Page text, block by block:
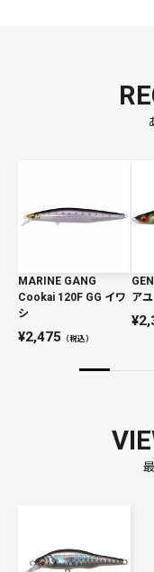
MARINE GANG
Cookai 120F GG イワ
シ
2,475 （税込）
アユ